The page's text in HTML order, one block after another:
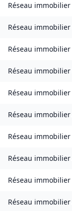
Réseau immobilier
Réseau immobilier
Réseau immobilier
Réseau immobilier
Réseau immobilier
Réseau immobilier
Réseau immobilier
Réseau immobilier
Réseau immobilier
Réseau immobilier